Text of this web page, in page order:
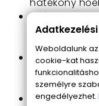
Széles
Stabil
stabilitást
számára.
Rövidzárlat
Weboldalunk
cookie-kat
személyre
engedélyezhet.